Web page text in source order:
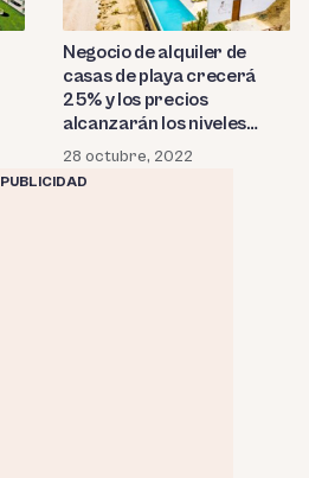
Negocio de alquiler de
casas de playa crecerá
25% y los precios
alcanzarán los niveles
prepandemia
28 octubre, 2022
PUBLICIDAD